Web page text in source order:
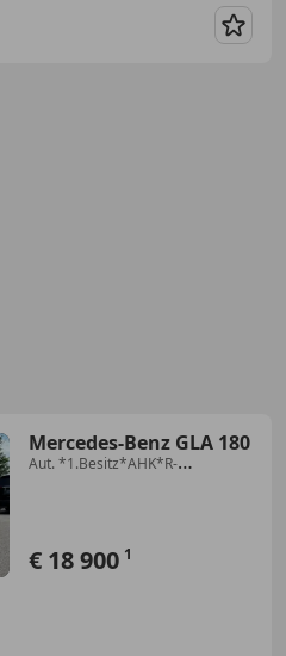
Mercedes-Benz GLA 180
Aut. *1.Besitz*AHK*R-
€ 18 900 1